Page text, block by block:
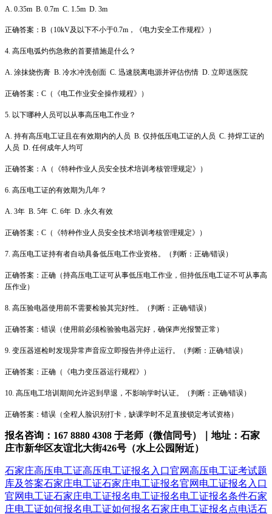
A. 0.35m B. 0.7m C. 1.5m D. 3m
正确答案：B（10kV及以下不小于0.7m，《电力安全工作规程》）
4. 高压电弧灼伤急救的首要措施是什么？
A. 涂抹烧伤膏 B. 冷水冲洗创面 C. 迅速脱离电源并评估伤情 D. 立即送医院
正确答案：C（《电工作业安全操作规程》）
5. 以下哪种人员可以从事高压电工作业？
A. 持有高压电工证且在有效期内的人员 B. 仅持低压电工证的人员 C. 持焊工证的
人员 D. 任何成年人均可
正确答案：A（《特种作业人员安全技术培训考核管理规定》）
6. 高压电工证的有效期为几年？
A. 3年 B. 5年 C. 6年 D. 永久有效
正确答案：C（《特种作业人员安全技术培训考核管理规定》）
7. 高压电工证持有者自动具备低压电工作业资格。（判断：正确/错误）
正确答案：正确（持高压电工证可从事低压电工作业，但持低压电工证不可从事高
压作业）
8. 高压验电器使用前不需要检验其完好性。（判断：正确/错误）
正确答案：错误（使用前必须检验验电器完好，确保声光报警正常）
9. 变压器巡检时发现异常声音应立即报告并停止运行。（判断：正确/错误）
正确答案：正确（《电力变压器运行规程》）
10. 高压电工培训期间允许迟到早退，不影响学时认证。（判断：正确/错误）
正确答案：错误（全程人脸识别打卡，缺课学时不足直接锁定考试资格）
报名咨询：167 8880 4308 于老师（微信同号）｜地址：石家
庄市新华区友谊北大街426号（水上公园附近）
石家庄高压电工证高压电工证报名入口官网高压电工证考试题
库及答案石家庄电工证石家庄电工证报名官网 电工证报名入口
官网 电工证石家庄电工证报名电工证报名电工证报名条件石家
庄电工证如何报名电工证如何报名石家庄电工证报名点电话石